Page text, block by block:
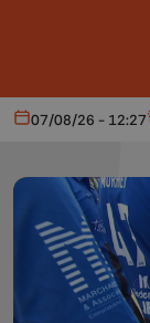
Aujourd'hui
07/08/26 - 12:27